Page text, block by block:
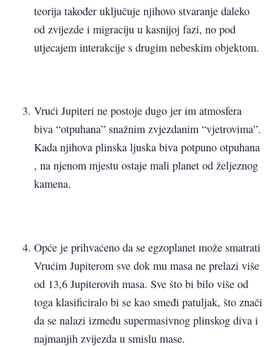
teorija također uključuje njihovo stvaranje daleko
od zvijezde i migraciju u kasnijoj fazi, no pod
utjecajem interakcije s drugim nebeskim objektom.
Vrući Jupiteri ne postoje dugo jer im atmosfera
biva “otpuhana” snažnim zvjezdanim “vjetrovima”.
Kada njihova plinska ljuska biva potpuno otpuhana
, na njenom mjestu ostaje mali planet od željeznog
kamena.
Opće je prihvaćeno da se egzoplanet može smatrati
Vrućim Jupiterom sve dok mu masa ne prelazi više
od 13,6 Jupiterovih masa. Sve što bi bilo više od
toga klasificiralo bi se kao smeđi patuljak, što znači
da se nalazi između supermasivnog plinskog diva i
najmanjih zvijezda u smislu mase.